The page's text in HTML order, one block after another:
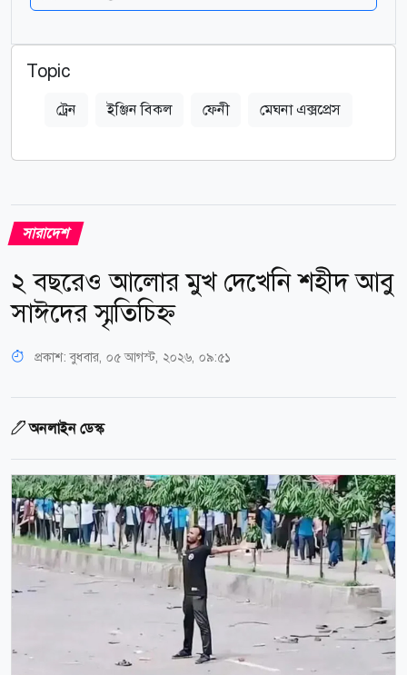
Topic
ট্রেন ইঞ্জিন বিকল ফেনী মেঘনা এক্সপ্রেস
সারাদেশ
২ বছরেও আলোর মুখ দেখেনি শহীদ আবু
সাঈদের স্মৃতিচিহ্ন
প্রকাশ:বুধবার, ০৫ আগস্ট, ২০২৬, ০৯:৫১
অনলাইন ডেস্ক